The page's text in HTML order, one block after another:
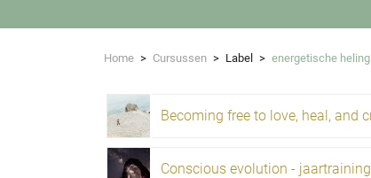
Home > Cursussen > Label > energetische heling
Conscious evolution - jaartraining